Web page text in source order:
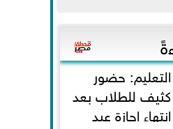
التعليم: حضور
كثيف للطلاب بعد
انتهاء إجازة عيد